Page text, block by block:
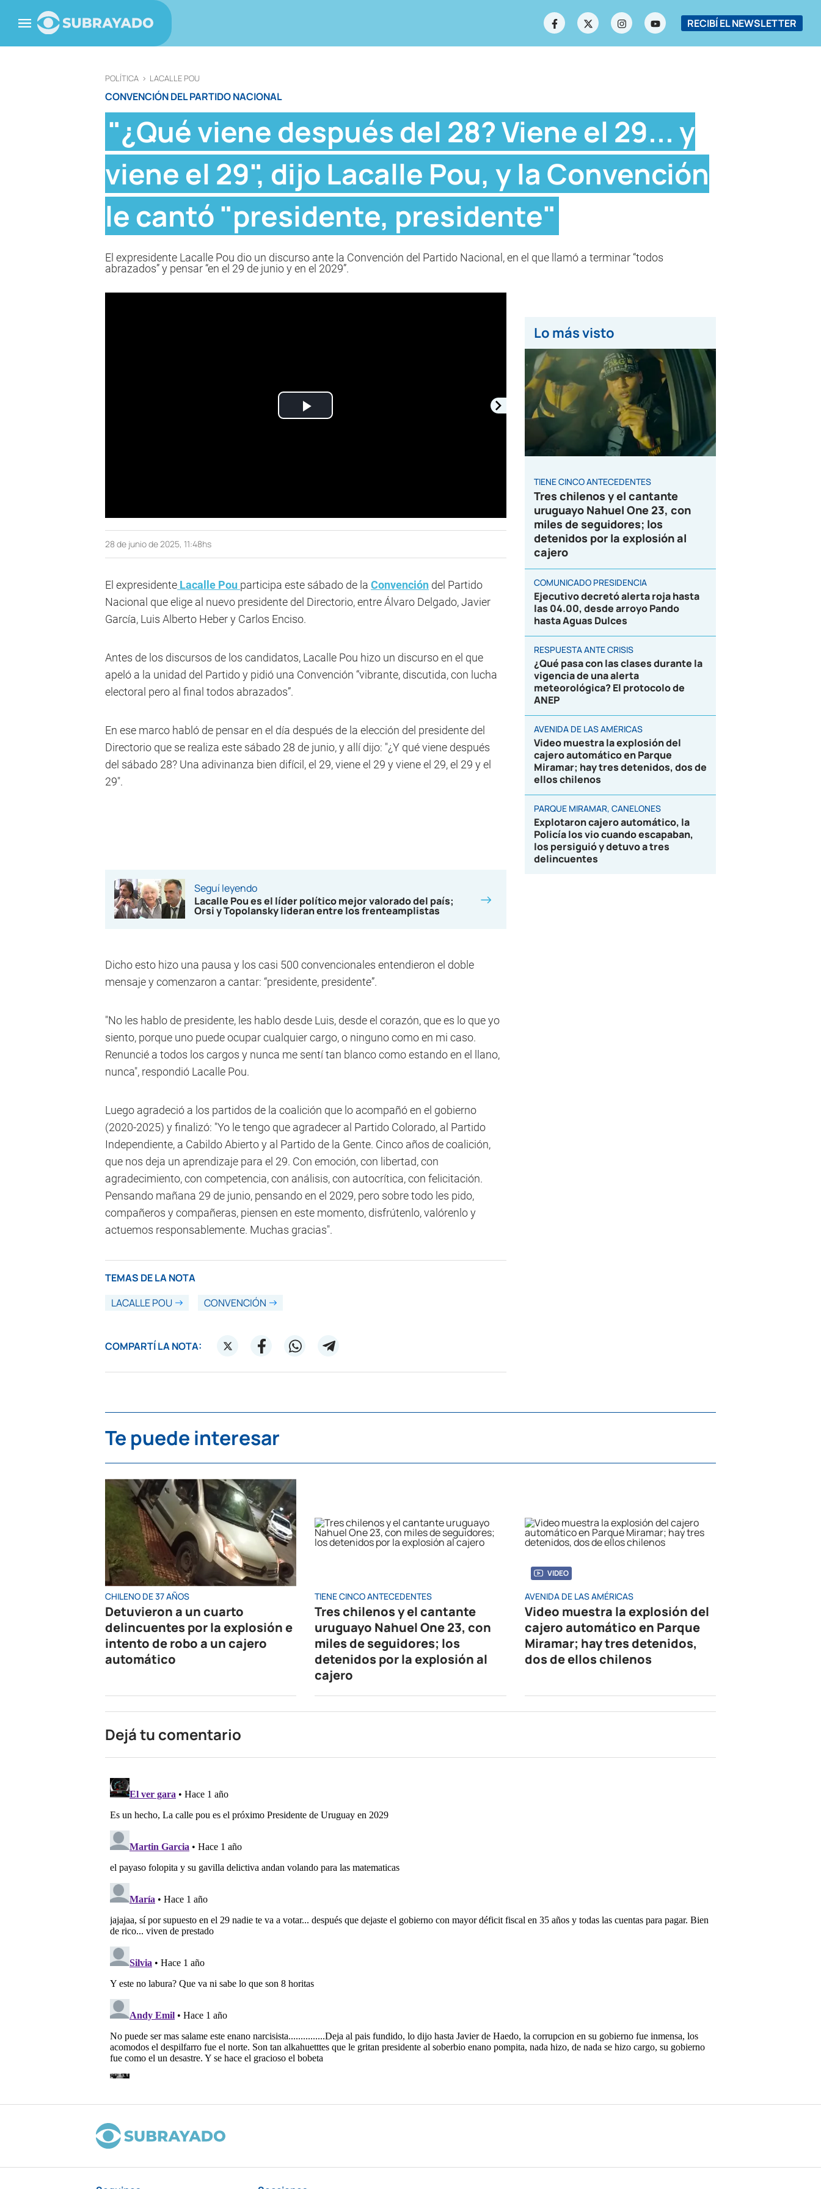
RECIBÍ EL NEWSLETTER
POLÍTICA > LACALLE POU
CONVENCIÓN DEL PARTIDO NACIONAL
"¿Qué viene después del 28? Viene el 29... y
viene el 29", dijo Lacalle Pou, y la Convención
le cantó "presidente, presidente"
El expresidente Lacalle Pou dio un discurso ante la Convención del Partido Nacional, en el que llamó a terminar “todos
abrazados” y pensar “en el 29 de junio y en el 2029”.
Play
28 de junio de 2025, 11:48hs
El expresidente Lacalle Pou participa este sábado de la Convención del Partido
Nacional que elige al nuevo presidente del Directorio, entre Álvaro Delgado, Javier
García, Luis Alberto Heber y Carlos Enciso.
Antes de los discursos de los candidatos, Lacalle Pou hizo un discurso en el que
apeló a la unidad del Partido y pidió una Convención “vibrante, discutida, con lucha
electoral pero al final todos abrazados”.
En ese marco habló de pensar en el día después de la elección del presidente del
Directorio que se realiza este sábado 28 de junio, y allí dijo: "¿Y qué viene después
del sábado 28? Una adivinanza bien difícil, el 29, viene el 29 y viene el 29, el 29 y el
29".
Seguí leyendo
Lacalle Pou es el líder político mejor valorado del país;
Orsi y Topolansky lideran entre los frenteamplistas
Dicho esto hizo una pausa y los casi 500 convencionales entendieron el doble
mensaje y comenzaron a cantar: “presidente, presidente”.
"No les hablo de presidente, les hablo desde Luis, desde el corazón, que es lo que yo
siento, porque uno puede ocupar cualquier cargo, o ninguno como en mi caso.
Renuncié a todos los cargos y nunca me sentí tan blanco como estando en el llano,
nunca", respondió Lacalle Pou.
Luego agradeció a los partidos de la coalición que lo acompañó en el gobierno
(2020-2025) y finalizó: "Yo le tengo que agradecer al Partido Colorado, al Partido
Independiente, a Cabildo Abierto y al Partido de la Gente. Cinco años de coalición,
que nos deja un aprendizaje para el 29. Con emoción, con libertad, con
agradecimiento, con competencia, con análisis, con autocrítica, con felicitación.
Pensando mañana 29 de junio, pensando en el 2029, pero sobre todo les pido,
compañeros y compañeras, piensen en este momento, disfrútenlo, valórenlo y
actuemos responsablemente. Muchas gracias".
TEMAS DE LA NOTA
LACALLE POU
CONVENCIÓN
COMPARTÍ LA NOTA:
Lo más visto
TIENE CINCO ANTECEDENTES
Tres chilenos y el cantante
uruguayo Nahuel One 23, con
miles de seguidores; los
detenidos por la explosión al
cajero
COMUNICADO PRESIDENCIA
Ejecutivo decretó alerta roja hasta
las 04.00, desde arroyo Pando
hasta Aguas Dulces
RESPUESTA ANTE CRISIS
¿Qué pasa con las clases durante la
vigencia de una alerta
meteorológica? El protocolo de
ANEP
AVENIDA DE LAS AMÉRICAS
Video muestra la explosión del
cajero automático en Parque
Miramar; hay tres detenidos, dos de
ellos chilenos
PARQUE MIRAMAR, CANELONES
Explotaron cajero automático, la
Policía los vio cuando escapaban,
los persiguió y detuvo a tres
delincuentes
Te puede interesar
CHILENO DE 37 AÑOS
Detuvieron a un cuarto
delincuentes por la explosión e
intento de robo a un cajero
automático
TIENE CINCO ANTECEDENTES
Tres chilenos y el cantante
uruguayo Nahuel One 23, con
miles de seguidores; los
detenidos por la explosión al
cajero
VIDEO
AVENIDA DE LAS AMÉRICAS
Video muestra la explosión del
cajero automático en Parque
Miramar; hay tres detenidos,
dos de ellos chilenos
Dejá tu comentario